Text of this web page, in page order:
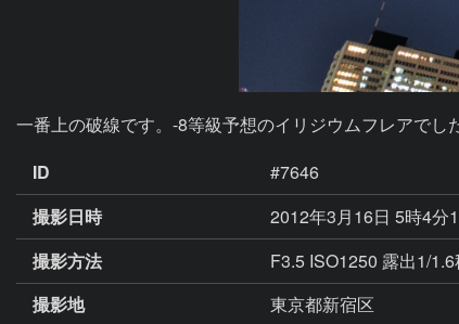
一番上の破線です。-8等級予想のイリジウムフレアでし
ID
#7646
撮影日時
2012年3月16日 5時4分
撮影方法
F3.5 ISO1250 露出1/
撮影地
東京都新宿区